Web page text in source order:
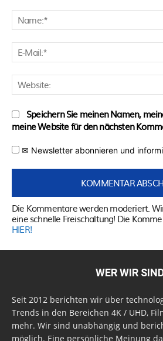
Speichern Sie meinen Namen,
meine Website für den nächsten
✉ Newsletter abonnieren und
Die Kommentare werden moderiert.
eine schnelle Freischaltung! Die
HIER!
WER WIR
Seit 2012 berichten wir über
Trends in den Bereichen 4K / UHD,
mehr. Wir sind unabhängig und
möglich. Eine persönliche Meinung